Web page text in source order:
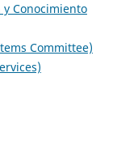
Conocimiento
Committee)